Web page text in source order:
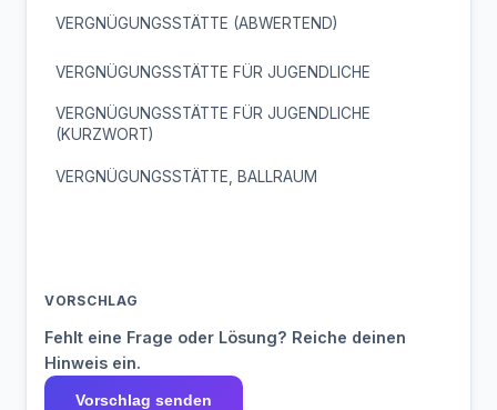
VERGNÜGUNGSSTÄTTE (ABWERTEND)
VERGNÜGUNGSSTÄTTE FÜR JUGENDLICHE
VERGNÜGUNGSSTÄTTE FÜR JUGENDLICHE
(KURZWORT)
VERGNÜGUNGSSTÄTTE, BALLRAUM
VORSCHLAG
Fehlt eine Frage oder Lösung? Reiche deinen
Hinweis ein.
Vorschlag senden